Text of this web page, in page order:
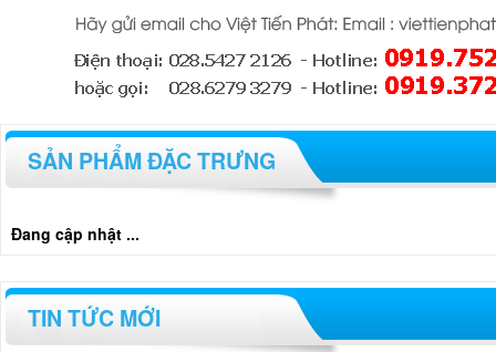
SẢN PHẨM ĐẶC TRƯNG
Đang cập nhật ...
TIN TỨC MỚI